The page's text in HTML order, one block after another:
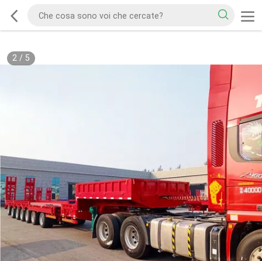
2/ 5